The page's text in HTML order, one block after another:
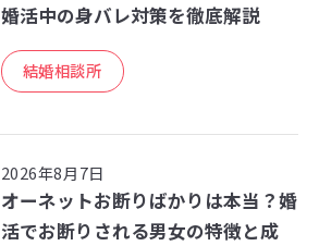
婚活中の身バレ対策を徹底解説
結婚相談所
2026年8月7日
オーネットお断りばかりは本当？婚
活でお断りされる男女の特徴と成